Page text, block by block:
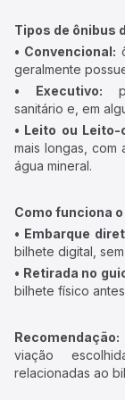
Tipos de ônibus
• Convencional:
geralmente
• Executivo:
sanitário e, em
• Leito ou Leito-
mais longas, com
água mineral.
Como funciona
• Embarque
bilhete digital,
• Retirada no
bilhete físico
Recomendação:
viação
relacionadas ao